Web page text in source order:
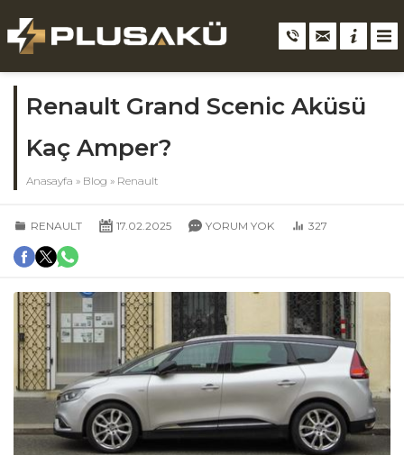
Renault Grand Scenic Aküsü
Kaç Amper?
Anasayfa » Blog » Renault
RENAULT 17.02.2025 YORUM YOK 327